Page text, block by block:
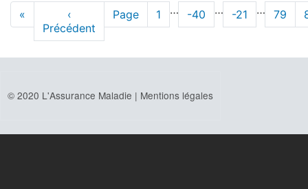
Pagination
Première
page
«
Page
précédente
‹
Précédent
Page Page
1 … Page
-40 … Page
-21 … Page
79
© 2020 L'Assurance Maladie | Mentions légales